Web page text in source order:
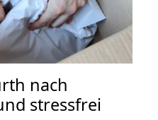
nach
stressfrei